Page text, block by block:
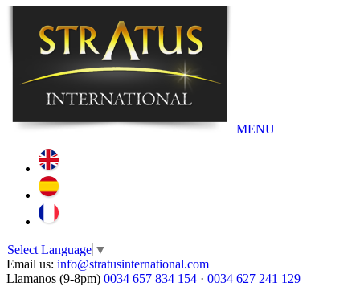
MENU
Select Language ▼
Email us: info@stratusinternational.com
Llamanos (9-8pm) 0034 657 834 154 · 0034 627 241 129